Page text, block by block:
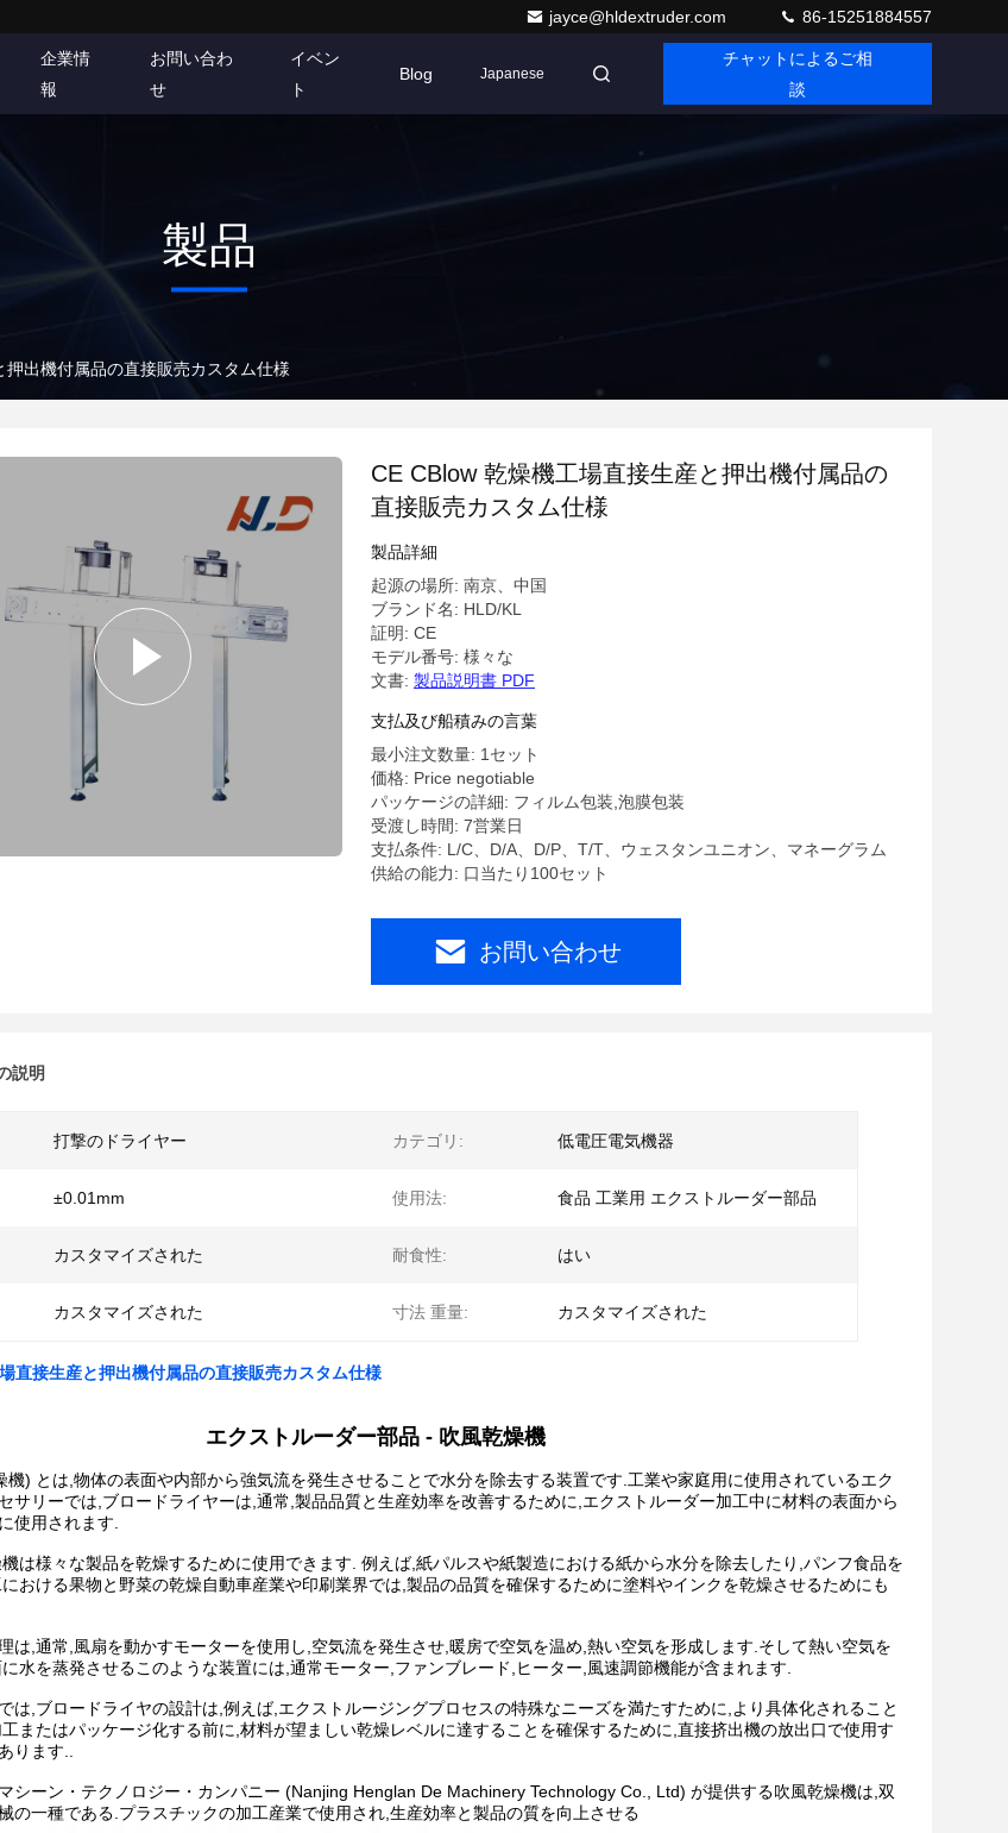
jayce@hldextruder.com 86-15251884557
企業情
報
お問い合わ
せ
イベン
ト
Blog Japanese
チャットによるご相
談
製品
出機付属品の直接販売カスタム仕様
CE CBlow 乾燥機工場直接生産と押出機付属品の
直接販売カスタム仕様
製品詳細
起源の場所: 南京、中国
ブランド名: HLD/KL
証明: CE
モデル番号: 様々な
文書: 製品説明書 PDF
支払及び船積みの言葉
最小注文数量: 1セット
価格: Price negotiable
パッケージの詳細: フィルム包装,泡膜包装
受渡し時間: 7営業日
支払条件: L/C、D/A、D/P、T/T、ウェスタンユニオン、マネーグラム
供給の能力: 口当たり100セット
お問い合わせ
説明
打撃のドライヤー カテゴリ: 低電圧電気機器
±0.01mm 使用法: 食品 工業用 エクストルーダー部品
カスタマイズされた 耐食性: はい
カスタマイズされた 寸法 重量: カスタマイズされた
直接生産と押出機付属品の直接販売カスタム仕様
エクストルーダー部品 - 吹風乾燥機
機) とは,物体の表面や内部から強気流を発生させることで水分を除去する装置です.工業や家庭用に使用されているエク
サリーでは,ブロードライヤーは,通常,製品品質と生産効率を改善するために,エクストルーダー加工中に材料の表面から
使用されます.
は様々な製品を乾燥するために使用できます. 例えば,紙パルスや紙製造における紙から水分を除去したり,パンフ食品を
おける果物と野菜の乾燥自動車産業や印刷業界では,製品の品質を確保するために塗料やインクを乾燥させるためにも
は,通常,風扇を動かすモーターを使用し,空気流を発生させ,暖房で空気を温め,熱い空気を形成します.そして熱い空気を
水を蒸発させるこのような装置には,通常モーター,ファンブレード,ヒーター,風速調節機能が含まれます.
は,ブロードライヤの設計は,例えば,エクストルージングプロセスの特殊なニーズを満たすために,より具体化されること
またはパッケージ化する前に,材料が望ましい乾燥レベルに達することを確保するために,直接挤出機の放出口で使用す
ります..
シーン・テクノロジー・カンパニー (Nanjing Henglan De Machinery Technology Co., Ltd) が提供する吹風乾燥機は,双
の一種である.プラスチックの加工産業で使用され,生産効率と製品の質を向上させる